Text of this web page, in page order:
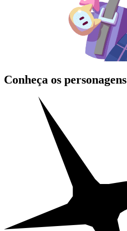
Conheça os personagens